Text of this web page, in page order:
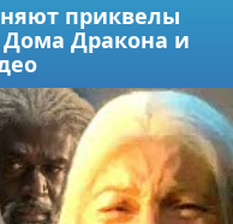
приквелы
Дома Дракона и